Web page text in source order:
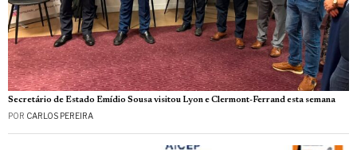
Secretário de Estado Emídio Sousa visitou Lyon e Clermont-Ferrand esta semana
POR CARLOS PEREIRA